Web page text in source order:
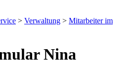
> Verwaltung > Mitarbeiter im
Nina